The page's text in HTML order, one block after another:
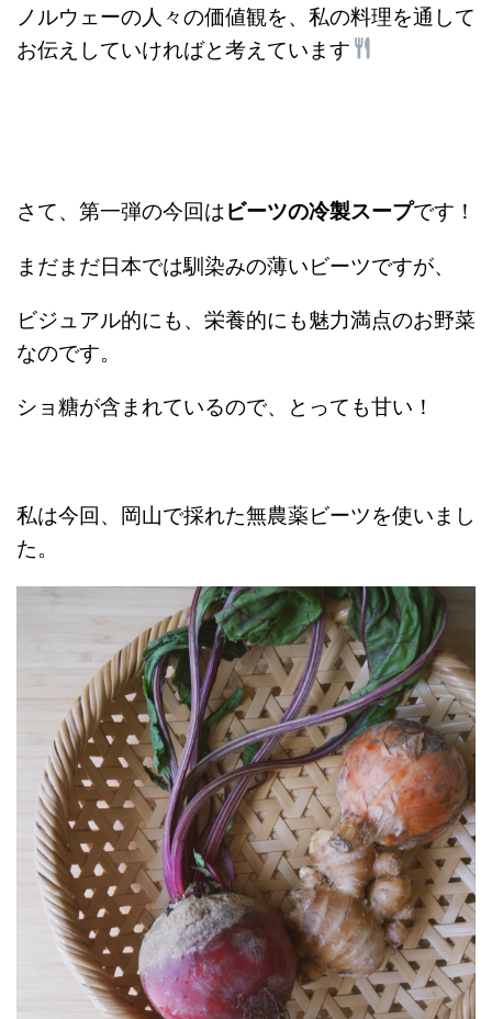
ノルウェーの人々の価値観を、私の料理を通して
お伝えしていければと考えています
さて、第一弾の今回はビーツの冷製スープです！
まだまだ日本では馴染みの薄いビーツですが、
ビジュアル的にも、栄養的にも魅力満点のお野菜
なのです。
ショ糖が含まれているので、とっても甘い！
私は今回、岡山で採れた無農薬ビーツを使いまし
た。